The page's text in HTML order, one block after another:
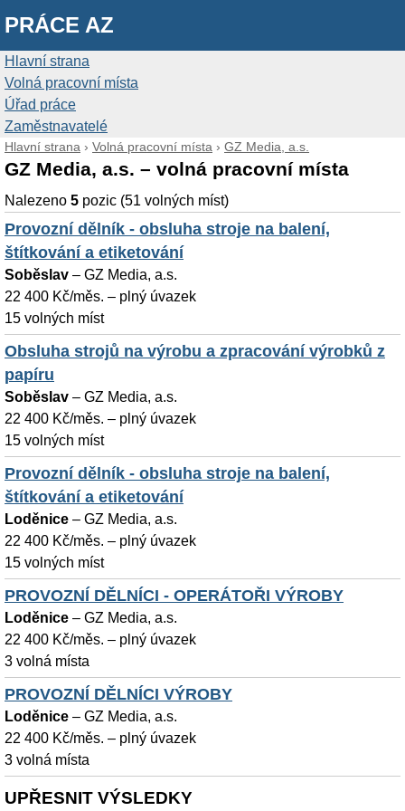
PRÁCE AZ
Hlavní strana
Volná pracovní místa
Úřad práce
Zaměstnavatelé
Hlavní strana › Volná pracovní místa › GZ Media, a.s.
GZ Media, a.s. – volná pracovní místa
Nalezeno 5 pozic (51 volných míst)
Provozní dělník - obsluha stroje na balení,
štítkování a etiketování
Soběslav – GZ Media, a.s.
22 400 Kč/měs. – plný úvazek
15 volných míst
Obsluha strojů na výrobu a zpracování výrobků z
papíru
Soběslav – GZ Media, a.s.
22 400 Kč/měs. – plný úvazek
15 volných míst
Provozní dělník - obsluha stroje na balení,
štítkování a etiketování
Loděnice – GZ Media, a.s.
22 400 Kč/měs. – plný úvazek
15 volných míst
PROVOZNÍ DĚLNÍCI - OPERÁTOŘI VÝROBY
Loděnice – GZ Media, a.s.
22 400 Kč/měs. – plný úvazek
3 volná místa
PROVOZNÍ DĚLNÍCI VÝROBY
Loděnice – GZ Media, a.s.
22 400 Kč/měs. – plný úvazek
3 volná místa
UPŘESNIT VÝSLEDKY